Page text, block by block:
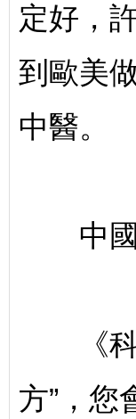
定好，
到歐美
中醫。
中國
《科
方”，您